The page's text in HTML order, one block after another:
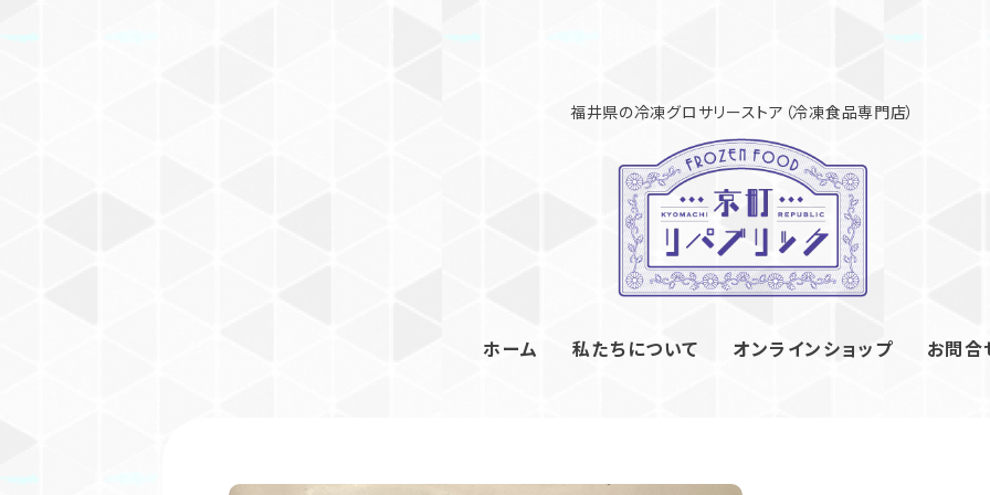
ホーム 私たちについて オンラインショップ お問合